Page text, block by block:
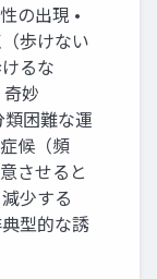
の出現 •
歩けない
るな
妙
類困難な運
候（頻
させると
少する
型的な誘